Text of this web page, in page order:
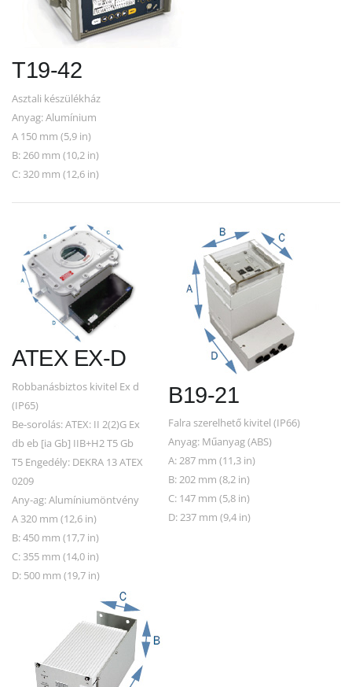
T19-42
Asztali készülékház
Anyag: Alumínium
A 150 mm (5,9 in)
B: 260 mm (10,2 in)
C: 320 mm (12,6 in)
ATEX EX-D
Robbanásbiztos kivitel Ex d
(IP65)
Be-sorolás: ATEX: II 2(2)G Ex
db eb [ia Gb] IIB+H2 T5 Gb
T5 Engedély: DEKRA 13 ATEX
0209
Any-ag: Alumíniumöntvény
A 320 mm (12,6 in)
B: 450 mm (17,7 in)
C: 355 mm (14,0 in)
D: 500 mm (19,7 in)
B19-21
Falra szerelhető kivitel (IP66)
Anyag: Műanyag (ABS)
A: 287 mm (11,3 in)
B: 202 mm (8,2 in)
C: 147 mm (5,8 in)
D: 237 mm (9,4 in)